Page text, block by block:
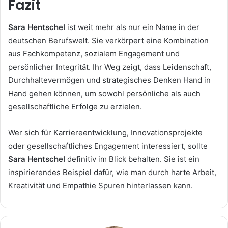
Fazit
Sara Hentschel ist weit mehr als nur ein Name in der
deutschen Berufswelt. Sie verkörpert eine Kombination
aus Fachkompetenz, sozialem Engagement und
persönlicher Integrität. Ihr Weg zeigt, dass Leidenschaft,
Durchhaltevermögen und strategisches Denken Hand in
Hand gehen können, um sowohl persönliche als auch
gesellschaftliche Erfolge zu erzielen.
Wer sich für Karriereentwicklung, Innovationsprojekte
oder gesellschaftliches Engagement interessiert, sollte
Sara Hentschel definitiv im Blick behalten. Sie ist ein
inspirierendes Beispiel dafür, wie man durch harte Arbeit,
Kreativität und Empathie Spuren hinterlassen kann.